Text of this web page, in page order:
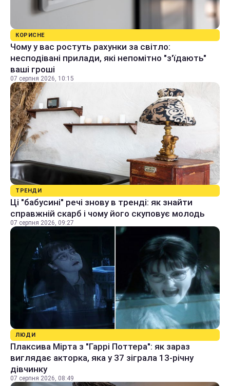
КОРИСНЕ
Чому у вас ростуть рахунки за світло:
несподівані прилади, які непомітно "з'їдають"
ваші гроші
07 серпня 2026, 10:15
ТРЕНДИ
Ці "бабусині" речі знову в тренді: як знайти
справжній скарб і чому його скуповує молодь
07 серпня 2026, 09:27
ЛЮДИ
Плаксива Мірта з "Гаррі Поттера": як зараз
виглядає акторка, яка у 37 зіграла 13-річну
дівчинку
07 серпня 2026, 08:49